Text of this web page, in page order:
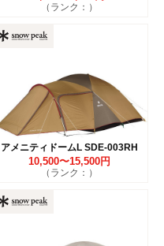
（ランク：）
アメニティドームL SDE-003RH
10,500〜15,500円
（ランク：）